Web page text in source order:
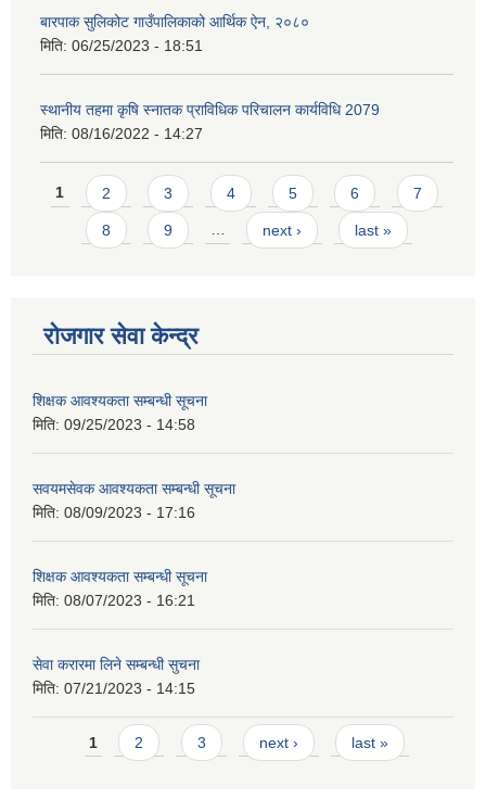
बारपाक सुलिकोट गाउँपालिकाको आर्थिक ऐन, २०८०
मिति: 06/25/2023 - 18:51
स्थानीय तहमा कृषि स्नातक प्राविधिक परिचालन कार्यविधि 2079
मिति: 08/16/2022 - 14:27
Pages
1 2 3 4 5 6 7
8 9 … next › last »
रोजगार सेवा केन्द्र
शिक्षक आवश्यकता सम्बन्धी सूचना
मिति: 09/25/2023 - 14:58
सवयमसेवक आवश्यकता सम्बन्धी सूचना
मिति: 08/09/2023 - 17:16
शिक्षक आवश्यकता सम्बन्धी सूचना
मिति: 08/07/2023 - 16:21
सेवा करारमा लिने सम्बन्धी सुचना
मिति: 07/21/2023 - 14:15
Pages
1 2 3 next › last »